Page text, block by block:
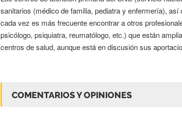
sanitarios (médico de familia, pediatra y enfermería),
cada vez es más frecuente encontrar a otros
psicólogo, psiquiatra, reumatólogo, etc.) que están
centros de salud, aunque está en discusión sus
COMENTARIOS Y OPINIONES